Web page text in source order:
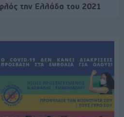
την Ελλάδα του 2021